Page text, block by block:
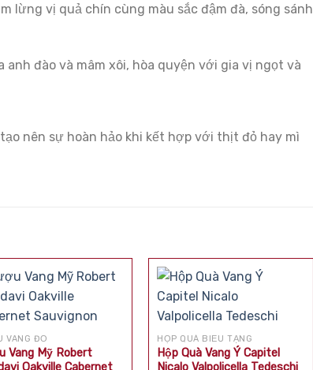
lừng vị quả chín cùng màu sắc đậm đà, sóng sánh
đào và mâm xôi, hòa quyện với gia vị ngọt và
nên sự hoàn hảo khi kết hợp với thịt đỏ hay mì
VANG ĐỎ
Vang Mỹ Robert
Oakville Cabernet
HỘP QUÀ BIẾU TẶNG
Hộp Quà Vang Ý Capitel
Nicalo Valpolicella Tedeschi